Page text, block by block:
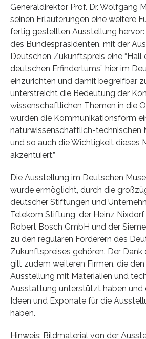
Generaldirektor Prof. Dr. Wolfgang
seinen Erläuterungen eine weitere
fertig gestellten Ausstellung hervor:
des Bundespräsidenten, mit der
Deutschen Zukunftspreis eine “Hall
deutschen Erfindertums” hier im
einzurichten und damit begreifbar
unterstreicht die Bedeutung der
wissenschaftlichen Themen in die
wurden die Kommunikationsform
naturwissenschaftlich-technischen
und so auch die Wichtigkeit dieses
akzentuiert.”
Die Ausstellung im Deutschen
wurde ermöglicht, durch die
deutscher Stiftungen und
Telekom Stiftung, der Heinz
Robert Bosch GmbH und der
zu den regulären Förderern des
Zukunftspreises gehören. Der Dank
gilt zudem weiteren Firmen, die
Ausstellung mit Materialien und
Ausstattung unterstützt haben und
Ideen und Exponate für die
haben.
Hinweis: Bildmaterial von der